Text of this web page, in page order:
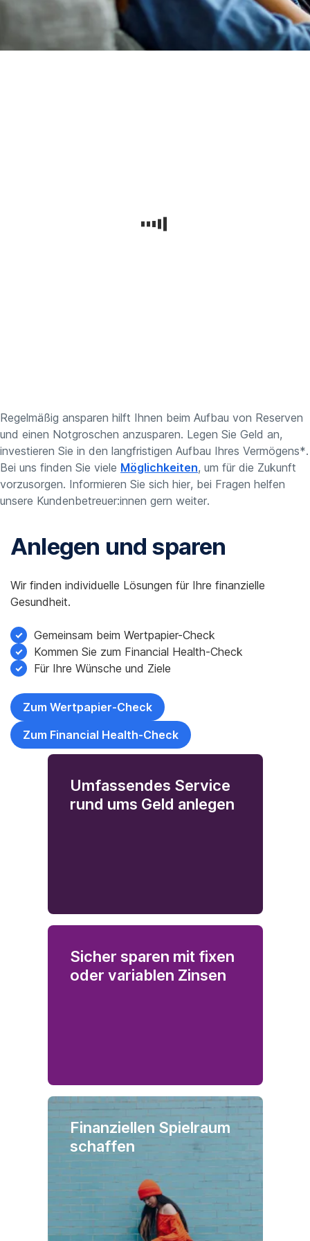
Regelmäßig ansparen hilft Ihnen beim Aufbau von Reserven
und einen Notgroschen anzusparen. Legen Sie Geld an,
investieren Sie in den langfristigen Aufbau Ihres Vermögens*.
Bei uns finden Sie viele Möglichkeiten, um für die Zukunft
vorzusorgen. Informieren Sie sich hier, bei Fragen helfen
unsere Kunden­betreuer:innen gern weiter.
Anlegen und sparen
Wir finden individuelle Lösungen für Ihre finanzielle
Gesundheit.
Gemeinsam beim Wertpapier-Check
Kommen Sie zum Financial Health-Check
Für Ihre Wünsche und Ziele
Zum Wertpapier-Check
Zum Financial Health-Check
Umfassendes Service
rund ums Geld anlegen
Sicher sparen mit fixen
oder variablen Zinsen
Finanziellen Spielraum
schaffen